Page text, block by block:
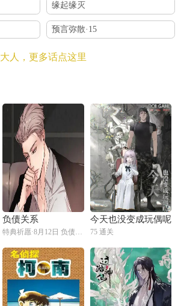
缘起缘灭
预言弥散·15
大人，更多话点这里
负债关系
特典祈愿·8月12日 负债关系 异世界禁忌之恋
今天也没变成玩偶呢
75 通关